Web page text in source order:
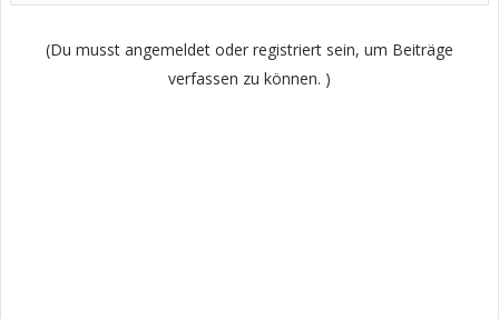
(Du musst angemeldet oder registriert sein, um Beiträge
verfassen zu können. )